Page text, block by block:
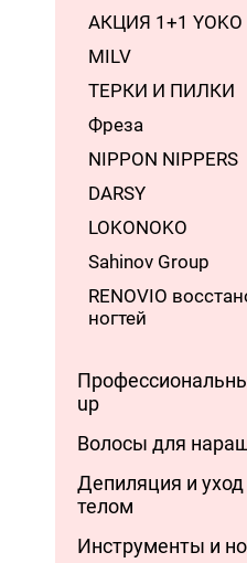
АКЦИЯ 1+1 YOKO
MILV
ТЕРКИ И ПИЛКИ
Фреза
NIPPON NIPPERS
DARSY
LOKONOKO
Sahinov Group
RENOVIO
ногтей
up
Волосы для
Депиляция и уход
телом
Инструменты и